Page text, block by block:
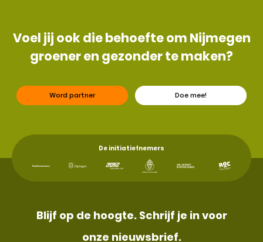
Voel jij ook die behoefte om Nijmegen
groener en gezonder te maken?
Word partner Doe mee!
De initiatiefnemers
Blijf op de hoogte. Schrijf je in voor
onze nieuwsbrief.